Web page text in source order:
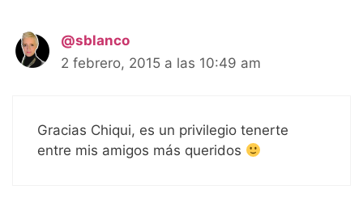
@sblanco
2 febrero, 2015 a las 10:49 am
Gracias Chiqui, es un privilegio tenerte
entre mis amigos más queridos